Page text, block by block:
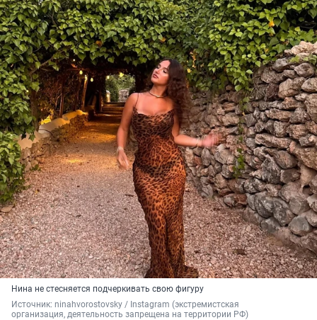
Нина не стесняется подчеркивать свою фигуру
Источник: ninahvorostovsky / Instagram (экстремистская
организация, деятельность запрещена на территории РФ)